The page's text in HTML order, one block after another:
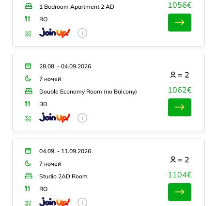
1 Bedroom Apartment 2 AD
RO
1056€
28.08. - 04.09.2026
7 ночей
Double Economy Room (no Balcony)
BB
1062€
= 2
04.09. - 11.09.2026
7 ночей
Studio 2AD Room
RO
1104€
= 2